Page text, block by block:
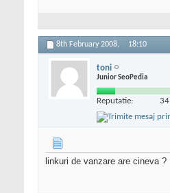
8th February 2008, 18:10
toni
Junior SeoPedia
Reputatie: 34
linkuri de vanzare are cineva ?